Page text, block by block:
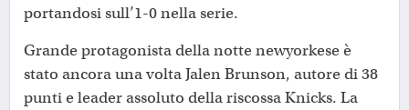
portandosi sull’1-0 nella serie.
Grande protagonista della notte newyorkese è
stato ancora una volta Jalen Brunson, autore di 38
punti e leader assoluto della riscossa Knicks. La